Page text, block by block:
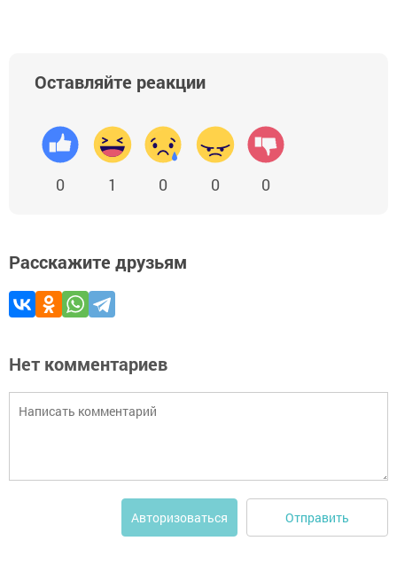
Оставляйте реакции
0 1 0 0 0
Расскажите друзьям
Нет комментариев
Авторизоваться Отправить